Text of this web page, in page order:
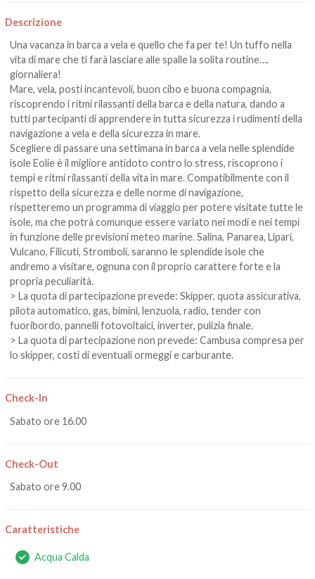
Descrizione
Una vacanza in barca a vela e quello che fa per te! Un tuffo nella
vita di mare che ti farà lasciare alle spalle la solita routine….
giornaliera!
Mare, vela, posti incantevoli, buon cibo e buona compagnia,
riscoprendo i ritmi rilassanti della barca e della natura, dando a
tutti partecipanti di apprendere in tutta sicurezza i rudimenti della
navigazione a vela e della sicurezza in mare.
Scegliere di passare una settimana in barca a vela nelle splendide
isole Eolie è il migliore antidoto contro lo stress, riscoprono i
tempi e ritmi rilassanti della vita in mare. Compatibilmente con il
rispetto della sicurezza e delle norme di navigazione,
rispetteremo un programma di viaggio per potere visitate tutte le
isole, ma che potrà comunque essere variato nei modi e nei tempi
in funzione delle previsioni meteo marine. Salina, Panarea, Lipari,
Vulcano, Filicuti, Stromboli, saranno le splendide isole che
andremo a visitare, ognuna con il proprio carattere forte e la
propria peculiarità.
> La quota di partecipazione prevede: Skipper, quota assicurativa,
pilota automatico, gas, bimini, lenzuola, radio, tender con
fuoribordo, pannelli fotovoltaici, inverter, pulizia finale.
> La quota di partecipazione non prevede: Cambusa compresa per
lo skipper, costi di eventuali ormeggi e carburante.
Check-In
Sabato ore 16.00
Check-Out
Sabato ore 9.00
Caratteristiche
Acqua Calda